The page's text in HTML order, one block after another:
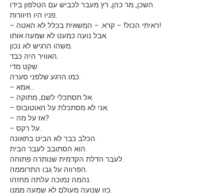
השכן, מר כהן, רץ מעבר לכביש עם הטלפון בידו.
פניו היו חיוורות.
– ראיתי הכול! – קרא. – המשאית בכלל לא האטה!
אבל נועה כמעט לא שמעה אותו.
משהו הרגיש לא נכון.
האוויר היה כבד.
שקט מדי.
כמו הרגע שלפני סערה.
– אמא…
– אל תסתכלי לשם, מתוקה.
– אני לא מסתכלת על האוטובוס.
– אז על מה?
– על רקס.
הכלב כבר לא הביט בתאונה.
הוא הסתובב לעבר הבית.
לעבר הדלת הקדמית שנותרה פתוחה.
הפרווה על גבו התרוממה.
נהמה נמוכה עלתה מחזהו.
כזו שנועה מעולם לא שמעה ממנו.